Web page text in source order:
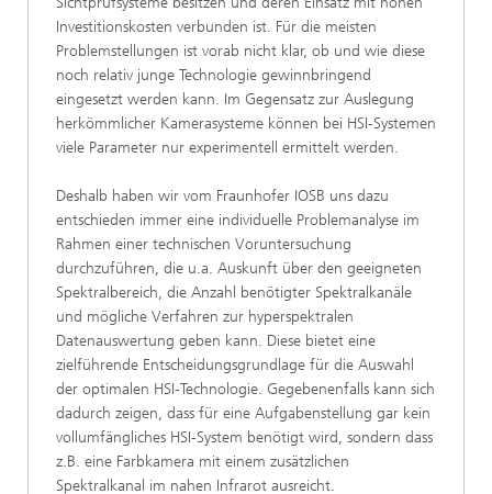
Investitionskosten verbunden ist. Für die meisten
Problemstellungen ist vorab nicht klar, ob und wie diese
noch relativ junge Technologie gewinnbringend
eingesetzt werden kann. Im Gegensatz zur Auslegung
herkömmlicher Kamerasysteme können bei HSI-Systemen
viele Parameter nur experimentell ermittelt werden.
Deshalb haben wir vom Fraunhofer IOSB uns dazu
entschieden immer eine individuelle Problemanalyse im
Rahmen einer technischen Voruntersuchung
durchzuführen, die u.a. Auskunft über den geeigneten
Spektralbereich, die Anzahl benötigter Spektralkanäle
und mögliche Verfahren zur hyperspektralen
Datenauswertung geben kann. Diese bietet eine
zielführende Entscheidungsgrundlage für die Auswahl
der optimalen HSI-Technologie. Gegebenenfalls kann sich
dadurch zeigen, dass für eine Aufgabenstellung gar kein
vollumfängliches HSI-System benötigt wird, sondern dass
z.B. eine Farbkamera mit einem zusätzlichen
Spektralkanal im nahen Infrarot ausreicht.